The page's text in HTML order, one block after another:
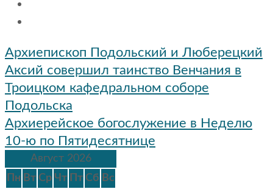
Навигация
по
записям
Архиепископ Подольский и Люберецкий
Аксий совершил таинство Венчания в
Троицком кафедральном соборе
Подольска
Архиерейское богослужение в Неделю
10-ю по Пятидесятнице
Август 2026
Пн Вт Ср Чт Пт Сб Вс